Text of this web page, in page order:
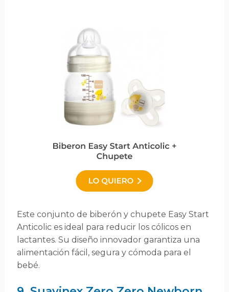
Este conjunto de biberón y chupete Easy Start
Anticolic es ideal para reducir los cólicos en
lactantes. Su diseño innovador garantiza una
alimentación fácil, segura y cómoda para el
bebé.